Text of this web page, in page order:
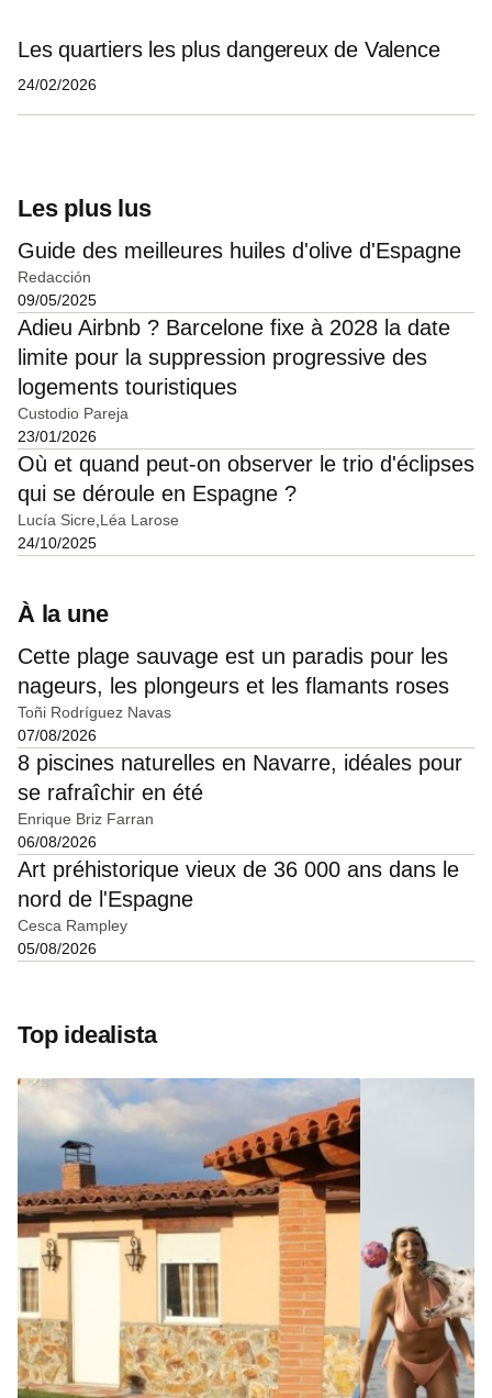
Les quartiers les plus dangereux de Valence
24/02/2026
Les plus lus
Guide des meilleures huiles d'olive d'Espagne
Redacción
09/05/2025
Adieu Airbnb ? Barcelone fixe à 2028 la date
limite pour la suppression progressive des
logements touristiques
Custodio Pareja
23/01/2026
Où et quand peut-on observer le trio d'éclipses
qui se déroule en Espagne ?
Lucía Sicre Léa Larose
24/10/2025
À la une
Cette plage sauvage est un paradis pour les
nageurs, les plongeurs et les flamants roses
Toñi Rodríguez Navas
07/08/2026
8 piscines naturelles en Navarre, idéales pour
se rafraîchir en été
Enrique Briz Farran
06/08/2026
Art préhistorique vieux de 36 000 ans dans le
nord de l'Espagne
Cesca Rampley
05/08/2026
Top idealista